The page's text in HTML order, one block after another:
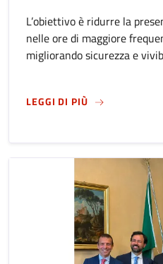
L’obiettivo è ridurre la
nelle ore di maggiore
migliorando sicurezza e
LEGGI DI PIÙSUNUOVO